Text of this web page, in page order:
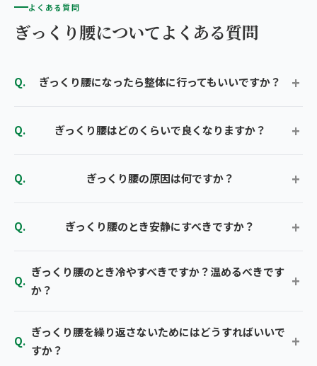
よくある質問
ぎっくり腰についてよくある質問
ぎっくり腰になったら整体に行ってもいいですか？
ぎっくり腰はどのくらいで良くなりますか？
ぎっくり腰の原因は何ですか？
ぎっくり腰のとき安静にすべきですか？
ぎっくり腰のとき冷やすべきですか？温めるべきです
か？
ぎっくり腰を繰り返さないためにはどうすればいいで
すか？